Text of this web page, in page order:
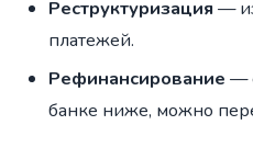
Реструктуризация —
платежей.
Рефинансирование —
банке ниже, можно